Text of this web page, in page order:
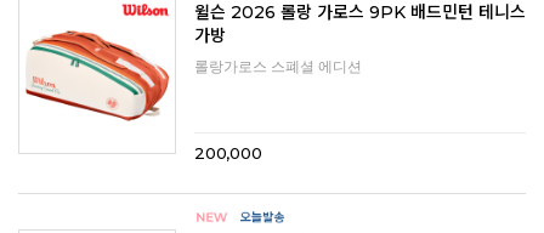
윌슨 2026 롤랑 가로스 9PK 배드민턴 테니스
가방
롤랑가로스 스폐셜 에디션
200,000